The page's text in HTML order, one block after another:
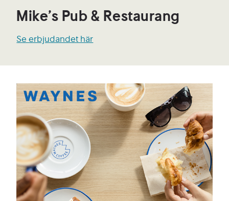
Mike’s Pub & Restaurang
Se erbjudandet här